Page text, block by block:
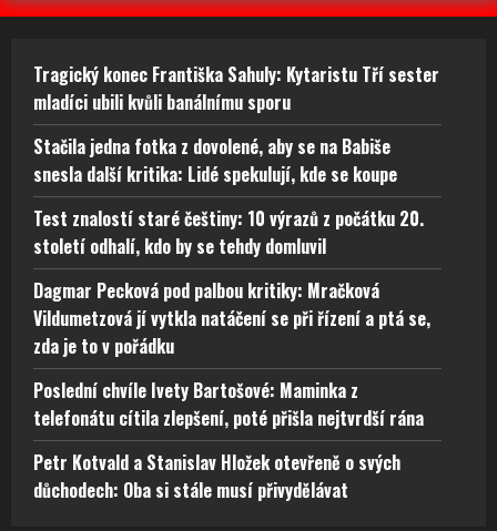
Tragický konec Františka Sahuly: Kytaristu Tří sester
mladíci ubili kvůli banálnímu sporu
Stačila jedna fotka z dovolené, aby se na Babiše
snesla další kritika: Lidé spekulují, kde se koupe
Test znalostí staré češtiny: 10 výrazů z počátku 20.
století odhalí, kdo by se tehdy domluvil
Dagmar Pecková pod palbou kritiky: Mračková
Vildumetzová jí vytkla natáčení se při řízení a ptá se,
zda je to v pořádku
Poslední chvíle Ivety Bartošové: Maminka z
telefonátu cítila zlepšení, poté přišla nejtvrdší rána
Petr Kotvald a Stanislav Hložek otevřeně o svých
důchodech: Oba si stále musí přivydělávat